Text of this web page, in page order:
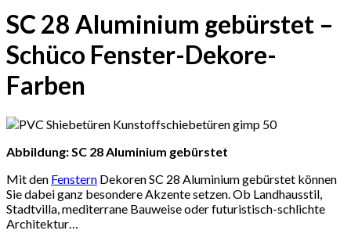
SC 28 Aluminium gebürstet –
Schüco Fenster-Dekore-
Farben
Abbildung: SC 28 Aluminium gebürstet
Mit den Fenstern Dekoren SC 28 Aluminium gebürstet können
Sie dabei ganz besondere Akzente setzen. Ob Landhausstil,
Stadtvilla, mediterrane Bauweise oder futuristisch-schlichte
Architektur…